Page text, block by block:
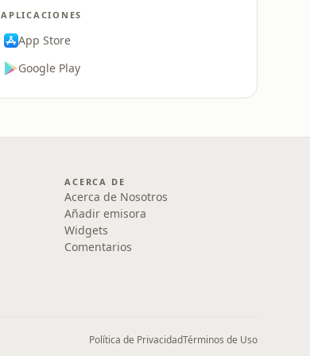
APLICACIONES
App Store
Google Play
ACERCA DE
Acerca de Nosotros
Añadir emisora
Widgets
Comentarios
Política de PrivacidadTérminos de Uso